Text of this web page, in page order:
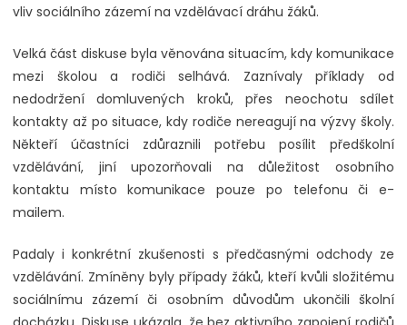
vliv sociálního zázemí na vzdělávací dráhu žáků.
Velká část diskuse byla věnována situacím, kdy komunikace
mezi školou a rodiči selhává. Zaznívaly příklady od
nedodržení domluvených kroků, přes neochotu sdílet
kontakty až po situace, kdy rodiče nereagují na výzvy školy.
Někteří účastníci zdůraznili potřebu posílit předškolní
vzdělávání, jiní upozorňovali na důležitost osobního
kontaktu místo komunikace pouze po telefonu či e-
mailem.
Padaly i konkrétní zkušenosti s předčasnými odchody ze
vzdělávání. Zmíněny byly případy žáků, kteří kvůli složitému
sociálnímu zázemí či osobním důvodům ukončili školní